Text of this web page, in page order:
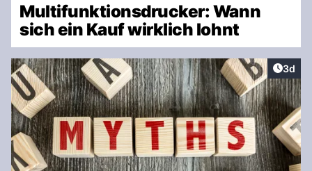
Multifunktionsdrucker: Wann
sich ein Kauf wirklich lohnt
3d